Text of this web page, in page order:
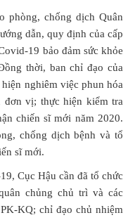
phòng, chống dịch Quân
dẫn, quy định của cấp
19 bảo đảm sức khỏe
thời, ban chỉ đạo của
nghiêm việc phun hóa
đơn vị; thực hiện kiểm tra
chiến sĩ mới năm 2020.
chống dịch bệnh và tổ
sĩ mới.
Cục Hậu cần đã tổ chức
chủng chủ trì và các
KQ; chỉ đạo chủ nhiệm